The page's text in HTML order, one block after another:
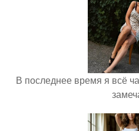
В последнее время я всё